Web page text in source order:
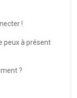
!
peux à présent
?